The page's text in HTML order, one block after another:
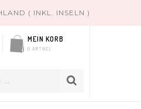
( INKL. INSELN )
MEIN KORB
0 ARTIKEL